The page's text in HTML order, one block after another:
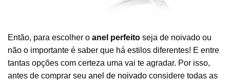
Então, para escolher o anel perfeito seja de noivado ou
não o importante é saber que há estilos diferentes! E entre
tantas opções com certeza uma vai te agradar. Por isso,
antes de comprar seu anel de noivado considere todas as